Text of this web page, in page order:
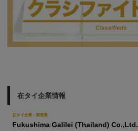
在タイ企業情報
在タイ企業・製造業
Fukushima Galilei (Thailand) Co.,Ltd.